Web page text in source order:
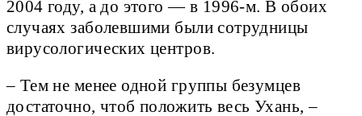
2004 году, а до этого — в 1996-м. В обоих
случаях заболевшими были сотрудницы
вирусологических центров.
– Тем не менее одной группы безумцев
достаточно, чтоб положить весь Ухань, –